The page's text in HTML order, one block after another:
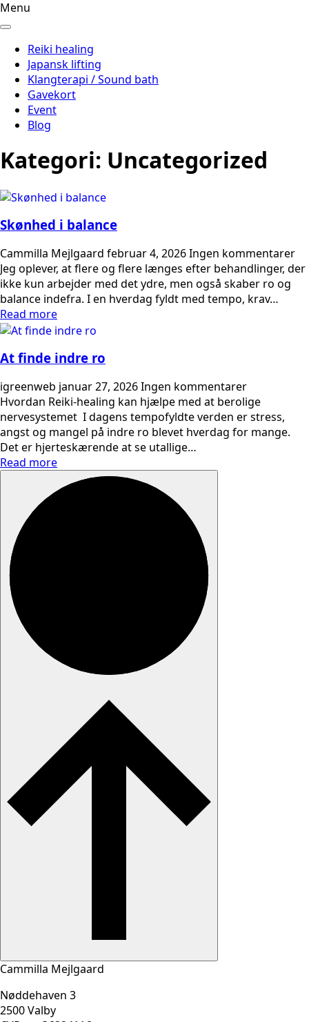
Menu
Reiki healing
Japansk lifting
Klangterapi / Sound bath
Gavekort
Event
Blog
Kategori: Uncategorized
Skønhed i balance
Cammilla Mejlgaard februar 4, 2026Ingen kommentarer
Jeg oplever, at flere og flere længes efter behandlinger, der
ikke kun arbejder med det ydre, men også skaber ro og
balance indefra. I en hverdag fyldt med tempo, krav…
Read more
At finde indre ro
igreenweb januar 27, 2026Ingen kommentarer
Hvordan Reiki-healing kan hjælpe med at berolige
nervesystemet I dagens tempofyldte verden er stress,
angst og mangel på indre ro blevet hverdag for mange.
Det er hjerteskærende at se utallige…
Read more
Cammilla Mejlgaard
Nøddehaven 3
2500 Valby